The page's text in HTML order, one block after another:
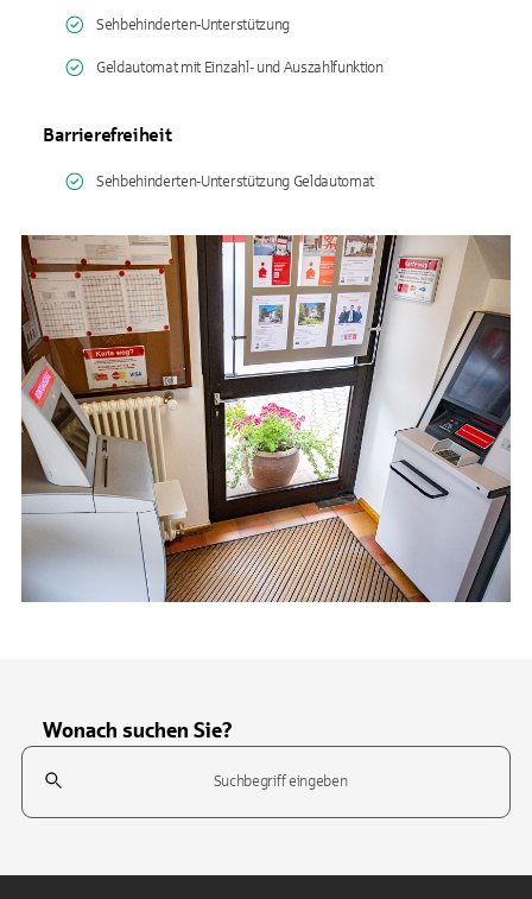
Sehbehinderten-Unterstützung
Geldautomat mit Einzahl- und Auszahlfunktion
Barrierefreiheit
Sehbehinderten-Unterstützung Geldautomat
Wonach suchen Sie?
Suchfeld